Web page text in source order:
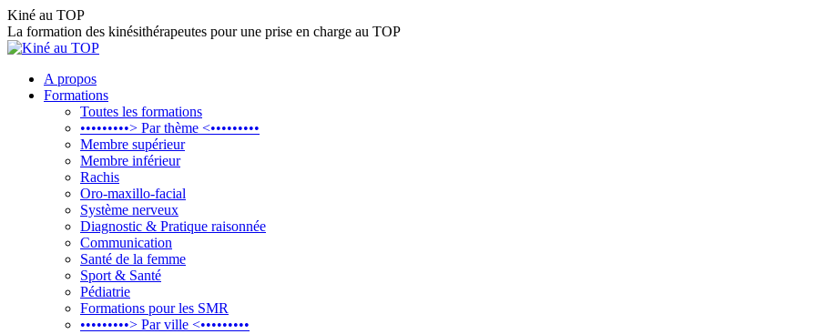
Aller
au
contenu
Kiné au TOP
La formation des kinésithérapeutes pour une prise en charge au TOP
A propos
Formations
Toutes les formations
•••••••••> Par thème <•••••••••
Membre supérieur
Membre inférieur
Rachis
Oro-maxillo-facial
Système nerveux
Diagnostic & Pratique raisonnée
Communication
Santé de la femme
Sport & Santé
Pédiatrie
Formations pour les SMR
•••••••••> Par ville <•••••••••